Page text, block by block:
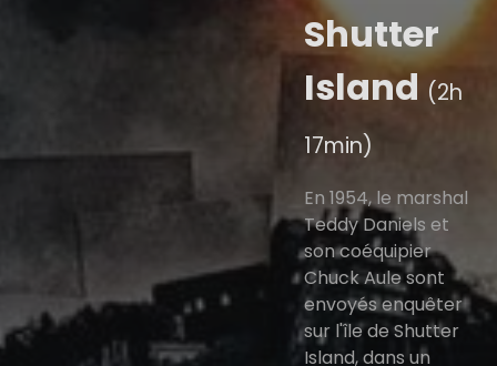
Shutter
Island (2h
17min)
En 1954, le marshal
Teddy Daniels et
son coéquipier
Chuck Aule sont
envoyés enquêter
sur l'île de Shutter
Island, dans un